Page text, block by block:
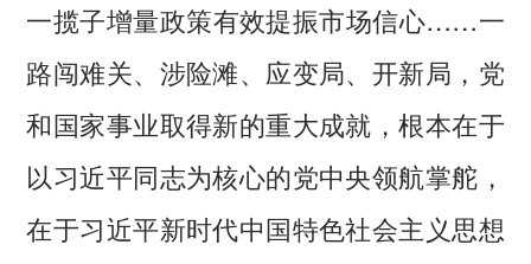
一揽子增量政策有效提振市场信心……一
路闯难关、涉险滩、应变局、开新局，党
和国家事业取得新的重大成就，根本在于
以习近平同志为核心的党中央领航掌舵，
在于习近平新时代中国特色社会主义思想